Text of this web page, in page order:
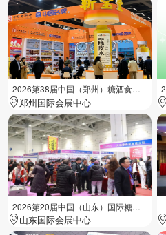
2026第38届中国（郑州）糖酒食品交易会
郑州国际会展中心
2026第20届中国（山东）国际糖酒食品交易会
山东国际会展中心